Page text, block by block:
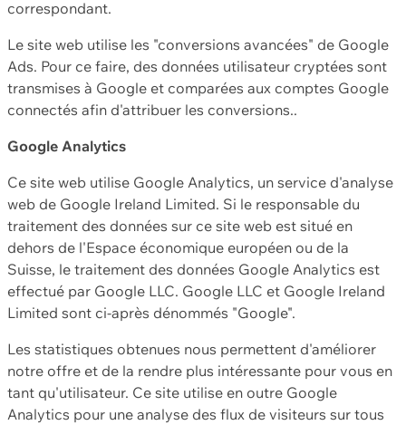
correspondant.
Le site web utilise les "conversions avancées" de Google
Ads. Pour ce faire, des données utilisateur cryptées sont
transmises à Google et comparées aux comptes Google
connectés afin d'attribuer les conversions..
Google Analytics
Ce site web utilise Google Analytics, un service d'analyse
web de Google Ireland Limited. Si le responsable du
traitement des données sur ce site web est situé en
dehors de l'Espace économique européen ou de la
Suisse, le traitement des données Google Analytics est
effectué par Google LLC. Google LLC et Google Ireland
Limited sont ci-après dénommés "Google".
Les statistiques obtenues nous permettent d'améliorer
notre offre et de la rendre plus intéressante pour vous en
tant qu'utilisateur. Ce site utilise en outre Google
Analytics pour une analyse des flux de visiteurs sur tous